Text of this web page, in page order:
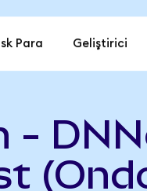
Para Geliştirici
-